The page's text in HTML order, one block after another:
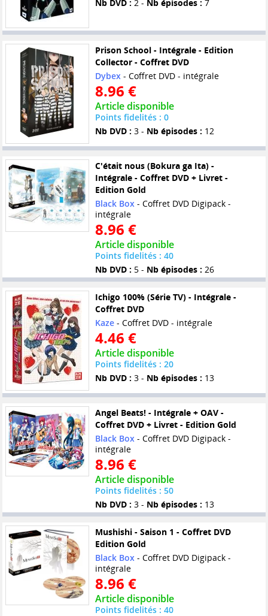
Nb DVD : 2 - Nb épisodes : 7
Prison School - Intégrale - Edition
Collector - Coffret DVD
Dybex - Coffret DVD - intégrale
8.96 €
Article disponible
Points fidelités : 0
Nb DVD : 3 - Nb épisodes : 12
C'était nous (Bokura ga Ita) -
Intégrale - Coffret DVD + Livret -
Edition Gold
Black Box - Coffret DVD Digipack -
intégrale
8.96 €
Article disponible
Points fidelités : 40
Nb DVD : 5 - Nb épisodes : 26
Ichigo 100% (Série TV) - Intégrale -
Coffret DVD
Kaze- Coffret DVD - intégrale
4.46 €
Article disponible
Points fidelités : 20
Nb DVD : 3 - Nb épisodes : 13
Angel Beats! - Intégrale + OAV -
Coffret DVD + Livret - Edition Gold
Black Box - Coffret DVD Digipack -
intégrale
8.96 €
Article disponible
Points fidelités : 50
Nb DVD : 3 - Nb épisodes : 13
Mushishi - Saison 1 - Coffret DVD
Edition Gold
Black Box - Coffret DVD Digipack -
intégrale
8.96 €
Article disponible
Points fidelités : 40